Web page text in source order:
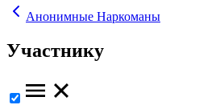
Анонимные Наркоманы
Участнику